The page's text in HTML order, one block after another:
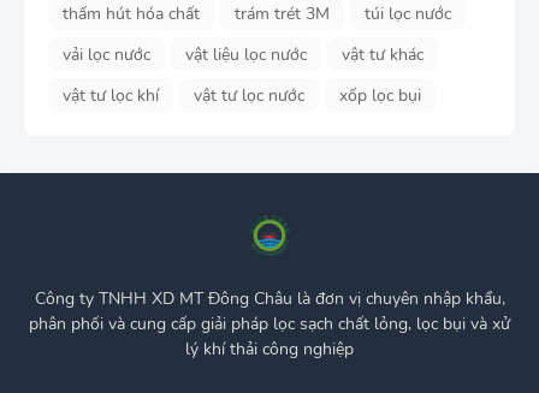
thấm hút hóa chất
trám trét 3M
túi lọc nước
vải lọc nước
vật liệu lọc nước
vật tư khác
vật tư lọc khí
vật tư lọc nước xốp lọc bụi
Công ty TNHH XD MT Đông Châu là đơn vị chuyên nhập khẩu,
phân phối và cung cấp giải pháp lọc sạch chất lỏng, lọc bụi và xử
lý khí thải công nghiệp